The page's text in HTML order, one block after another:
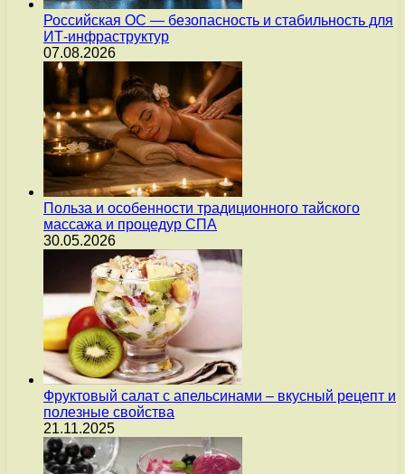
Российская ОС — безопасность и стабильность для
ИТ-инфраструктур
07.08.2026
Польза и особенности традиционного тайского
массажа и процедур СПА
30.05.2026
Фруктовый салат с апельсинами – вкусный рецепт и
полезные свойства
21.11.2025